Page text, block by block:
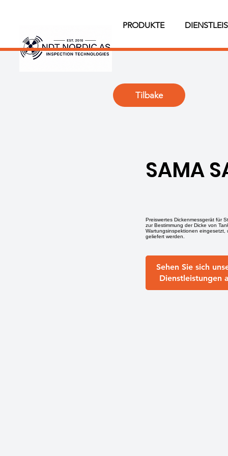
PRODUKTE
Tilbake
SAMA
Preiswertes Dickenmessgerät für
zur Bestimmung der Dicke von
Wartungsinspektionen eingesetzt,
geliefert werden.
Sehen Sie sich
Dienstleistungen